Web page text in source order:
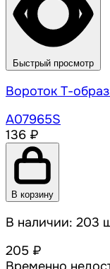
Быстрый просмотр
Вороток Т-
A07965S
136 ₽
В корзину
В наличии: 203
205 ₽